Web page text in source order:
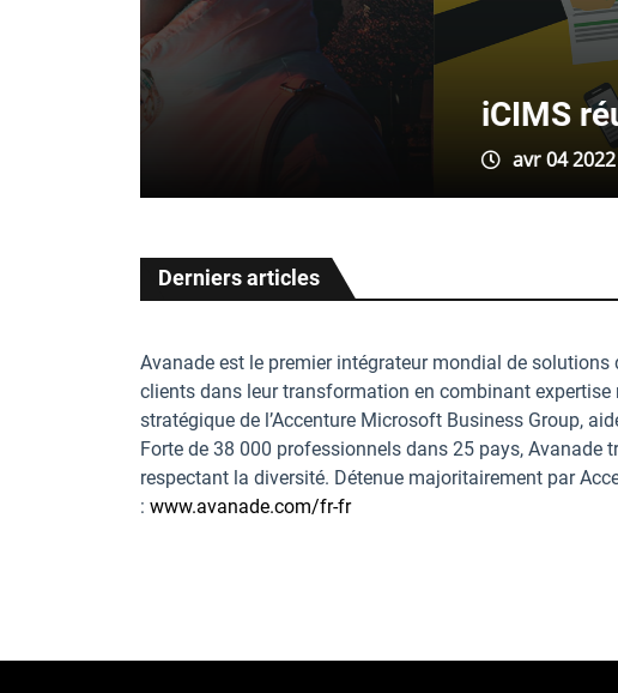
iCIMS réunit
avr 04 2022 14:52 CEST
Derniers articles
Avanade est le premier intégrateur mondial de
clients dans leur transformation en combinant
stratégique de l’Accenture Microsoft Business Group,
Forte de 38 000 professionnels dans 25 pays,
respectant la diversité. Détenue majoritairement par
: www.avanade.com/fr-fr